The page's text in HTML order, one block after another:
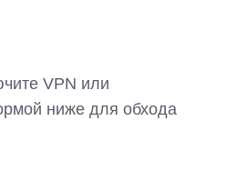
VPN или
ниже для обхода